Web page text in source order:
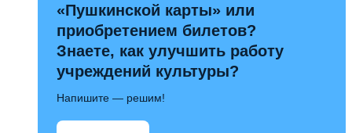
«Пушкинской карты» или
приобретением билетов?
Знаете, как улучшить работу
учреждений культуры?
Напишите — решим!